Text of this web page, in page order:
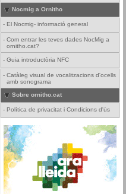
Nocmig a Ornitho
- El Nocmig- informació general
- Com entrar les teves dades NocMig a
ornitho.cat?
- Guia introductòria NFC
- Catàleg visual de vocalitzacions d'ocells
amb sonograma
Sobre ornitho.cat
- Política de privacitat i Condicions d'ús